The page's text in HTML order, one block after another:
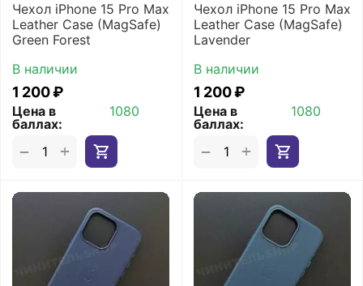
Чехол iPhone 15 Pro Max
Leather Case (MagSafe)
Green Forest
В наличии
1 200₽
Цена в
баллах:
1080
+
−
Чехол iPhone 15 Pro Max
Leather Case (MagSafe)
Lavender
В наличии
1 200₽
Цена в
баллах:
1080
+
−